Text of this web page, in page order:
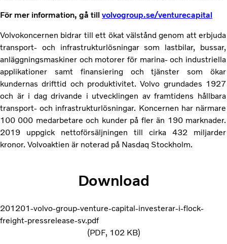
För mer information, gå till volvogroup.se/venturecapital
Volvokoncernen bidrar till ett ökat välstånd genom att erbjuda
transport- och infrastrukturlösningar som lastbilar, bussar,
anläggningsmaskiner och motorer för marina- och industriella
applikationer samt finansiering och tjänster som ökar
kundernas drifttid och produktivitet. Volvo grundades 1927
och är i dag drivande i utvecklingen av framtidens hållbara
transport- och infrastrukturlösningar. Koncernen har närmare
100 000 medarbetare och kunder på fler än 190 marknader.
2019 uppgick nettoförsäljningen till cirka 432 miljarder
kronor. Volvoaktien är noterad på Nasdaq Stockholm.
Download
201201-volvo-group-venture-capital-investerar-i-flock-
freight-pressrelease-sv.pdf
PDF 102 KB